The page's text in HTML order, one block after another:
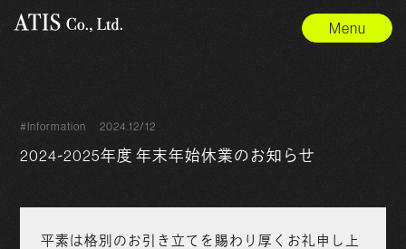
Menu
#Information 2024.12/12
2024~2025年度 年末年始休業のお知らせ
平素は格別のお引き立てを賜わり厚くお礼申し上